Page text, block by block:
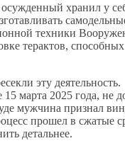
хранил у
техники
терактов,
эту деятельность.
марта 2025 года, не
мужчина признал
прошел в сжатые
детальнее.